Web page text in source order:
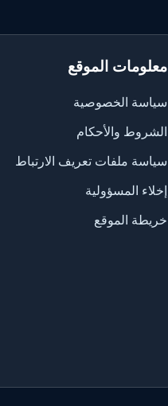
معلومات الموقع
سياسة الخصوصية
الشروط والأحكام
سياسة ملفات تعريف الارتباط
إخلاء المسؤولية
خريطة الموقع